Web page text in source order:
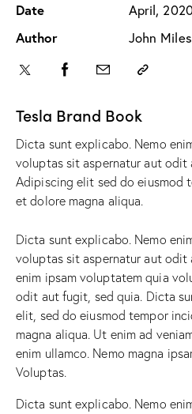
Date April,
Author John Miles
Tesla Brand Book
Dicta sunt explicabo. Nemo
voluptas sit aspernatur aut odit
Adipiscing elit sed do eiusmod
et dolore magna aliqua.
Dicta sunt explicabo. Nemo
voluptas sit aspernatur aut odit
enim ipsam voluptatem quia
odit aut fugit, sed quia. Dicta
elit, sed do eiusmod tempor
magna aliqua. Ut enim ad
enim ullamco. Nemo magna
Voluptas.
Dicta sunt explicabo. Nemo